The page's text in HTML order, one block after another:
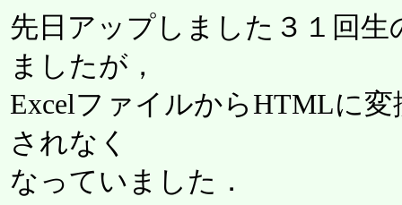
先日アップしました３１回
ましたが，
ExcelファイルからHTMLに
されなく
なっていました．